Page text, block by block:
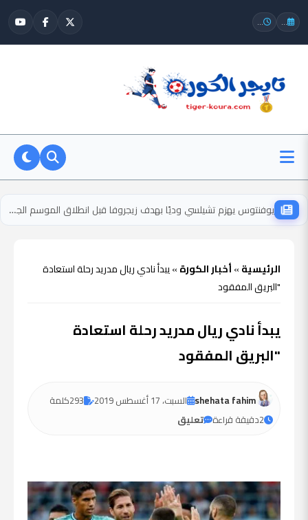
...
...
يوفنتوس يهزم تشيلسي وديًا بهدف زيجروفا قبل انطلاق الموسم الجديد
الرئيسية»أخبار الكورة»يبدأ نادي ريال مدريد رحلة استعادة
"البريق المفقود
يبدأ نادي ريال مدريد رحلة استعادة
"البريق المفقود
shehata fahim السبت، 17 أغسطس 2019 293كلمة
2دقيقة قراءة تعليق